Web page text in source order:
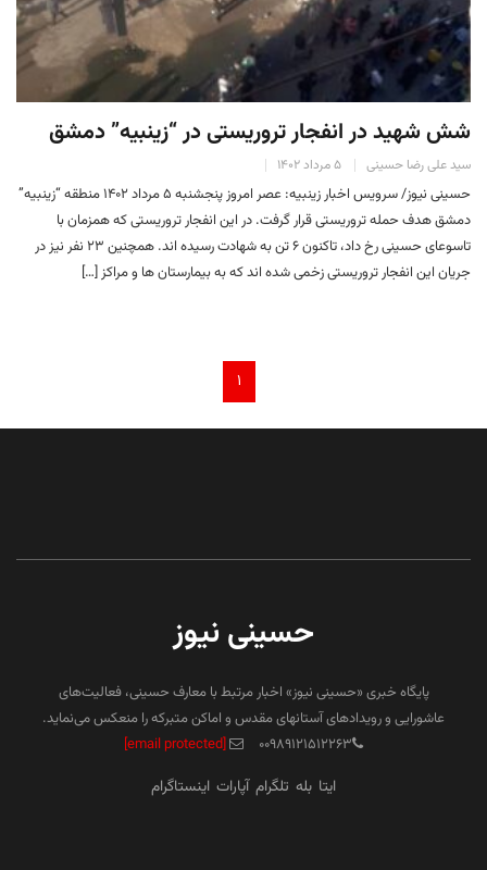
شش شهید در انفجار تروریستی در “زینبیه” دمشق
سید علی رضا حسینی ۵ مرداد ۱۴۰۲
حسینی نیوز/ سرویس اخبار زینبیه: عصر امروز پنجشنبه ۵ مرداد ۱۴۰۲ منطقه “زینبیه”
دمشق هدف حمله تروریستی قرار گرفت. در این انفجار تروریستی که همزمان با
تاسوعای حسینی رخ داد، تاکنون ۶ تن به شهادت رسیده اند. همچنین ۲۳ نفر نیز در
جریان این انفجار تروریستی زخمی شده اند که به بیمارستان ها و مراکز […]
۱
حسینی نیوز
پایگاه خبری «حسینی نیوز» اخبار مرتبط با معارف حسینی، فعالیت‌های
عاشورایی و رویدادهای آستانهای مقدس و اماکن متبرکه را منعکس می‌نماید.
۰۰۹۸۹۱۲۱۵۱۲۲۶۳
[email protected]
ایتا بله تلگرام آپارات اینستاگرام